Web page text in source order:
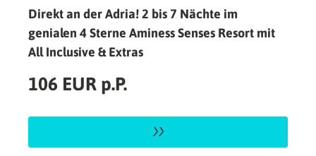
Direkt an der Adria! 2 bis 7 Nächte im
genialen 4 Sterne Aminess Senses Resort mit
All Inclusive & Extras
106 EUR p.P.